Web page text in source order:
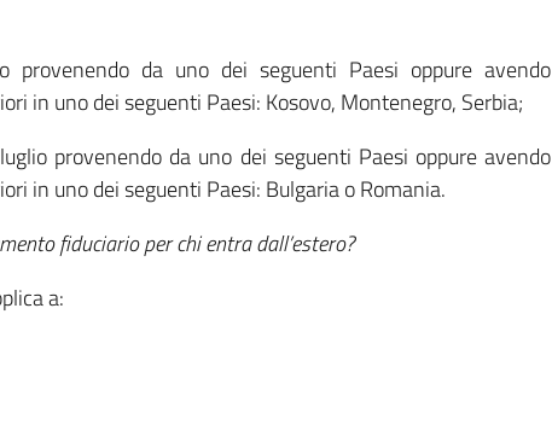
da uno dei seguenti Paesi oppure avendo
in uno dei seguenti Paesi: Kosovo, Montenegro, Serbia;
provenendo da uno dei seguenti Paesi oppure avendo
in uno dei seguenti Paesi: Bulgaria o Romania.
fiduciario per chi entra dall’estero?
a: